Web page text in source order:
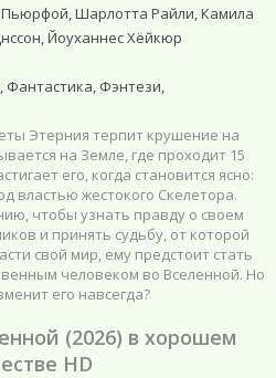
Шарлотта Райли, Камила
Йоуханнес Хёйкюр
Фэнтези,
Этерния терпит крушение на
на Земле, где проходит 15
его, когда становится ясно:
властью жестокого Скелетора.
чтобы узнать правду о своем
и принять судьбу, от которой
свой мир, ему предстоит стать
человеком во Вселенной. Но
его навсегда?
(2026) в хорошем
HD